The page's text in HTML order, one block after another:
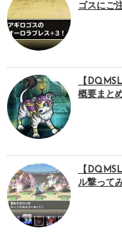
ゴスにご
【
概要まと
【
ル撃って